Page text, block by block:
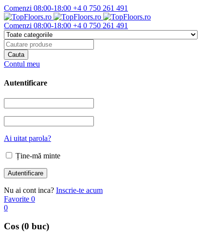
Comenzi 08:00-18:00 +4 0 750 261 491
Comenzi 08:00-18:00 +4 0 750 261 491
Contul meu
Autentificare
Ai uitat parola?
Ține-mă minte
Nu ai cont inca? Inscrie-te acum
Favorite 0
0
Cos (0 buc)